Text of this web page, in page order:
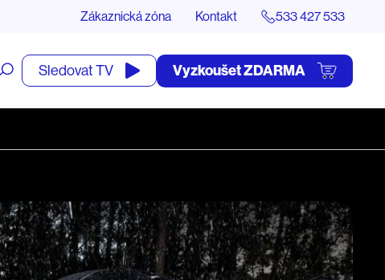
Zákaznická zóna Kontakt 533 427 533
Otevřít
vyhledávání
Sledovat TV Vyzkoušet ZDARMA